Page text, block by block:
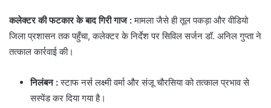
कलेक्टर की फटकार के बाद गिरी गाज :मामला जैसे ही तूल पकड़ा और वीडियो
जिला प्रशासन तक पहुँचा, कलेक्टर के निर्देश पर सिविल सर्जन डॉ. अनिल गुप्ता ने
तत्काल कार्रवाई की।
निलंबन :स्टाफ नर्स लक्ष्मी वर्मा और संजू चौरसिया को तत्काल प्रभाव से
सस्पेंड कर दिया गया है।